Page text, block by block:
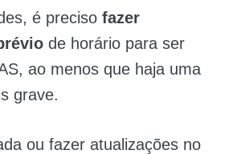
é preciso fazer
de horário para ser
ao menos que haja uma
grave.
ou fazer atualizações no